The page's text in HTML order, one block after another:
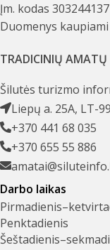
Įm. kodas 303244137
Duomenys
TRADICINIŲ AMATŲ
Šilutės turizmo
Liepų a. 25A, LT-
+370 441 68 035
+370 655 55 886
Darbo laikas
Penktadienis